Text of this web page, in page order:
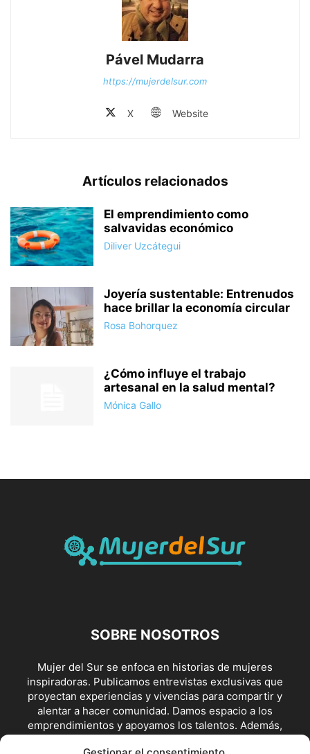
Pável Mudarra
https://mujerdelsur.com
X Website
Artículos relacionados
El emprendimiento como
salvavidas económico
Diliver Uzcátegui
Joyería sustentable: Entrenudos
hace brillar la economía circular
Rosa Bohorquez
¿Cómo influye el trabajo
artesanal en la salud mental?
Mónica Gallo
SOBRE NOSOTROS
Mujer del Sur se enfoca en historias de mujeres
inspiradoras. Publicamos entrevistas exclusivas que
proyectan experiencias y vivencias para compartir y
alentar a hacer comunidad. Damos espacio a los
emprendimientos y apoyamos los talentos. Además,